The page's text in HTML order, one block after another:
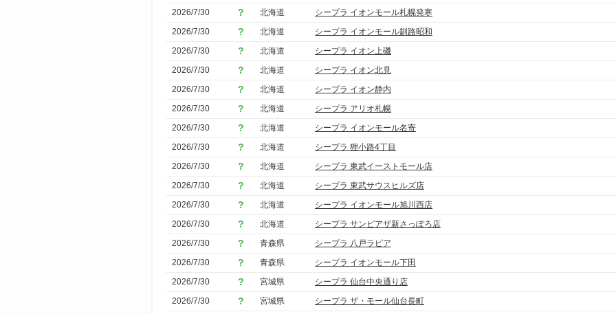
2026/7/30
北海道
シープラ イオンモール札幌発寒
2026/7/30
北海道
シープラ イオンモール釧路昭和
2026/7/30
北海道
シープラ イオン上磯
2026/7/30
北海道
シープラ イオン北見
2026/7/30
北海道
シープラ イオン静内
2026/7/30
北海道
シープラ アリオ札幌
2026/7/30
北海道
シープラ イオンモール名寄
2026/7/30
北海道
シープラ 狸小路4丁目
2026/7/30
北海道
シープラ 東武イーストモール店
2026/7/30
北海道
シープラ 東武サウスヒルズ店
2026/7/30
北海道
シープラ イオンモール旭川西店
2026/7/30
北海道
シープラ サンピアザ新さっぽろ店
2026/7/30
青森県
シープラ 八戸ラピア
2026/7/30
青森県
シープラ イオンモール下田
2026/7/30
宮城県
シープラ 仙台中央通り店
2026/7/30
宮城県
シープラ ザ・モール仙台長町